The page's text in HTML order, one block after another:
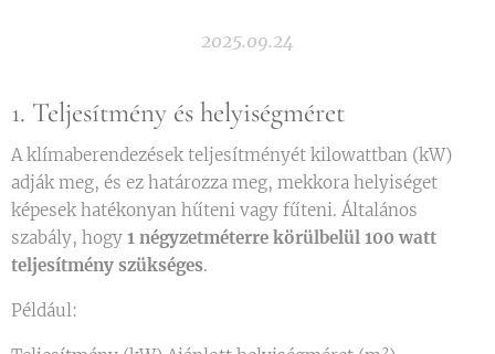
2025.09.24
1. Teljesítmény és helyiségméret
A klímaberendezések teljesítményét kilowattban (kW)
adják meg, és ez határozza meg, mekkora helyiséget
képesek hatékonyan hűteni vagy fűteni. Általános
szabály, hogy 1 négyzetméterre körülbelül 100 watt
teljesítmény szükséges.
Például: